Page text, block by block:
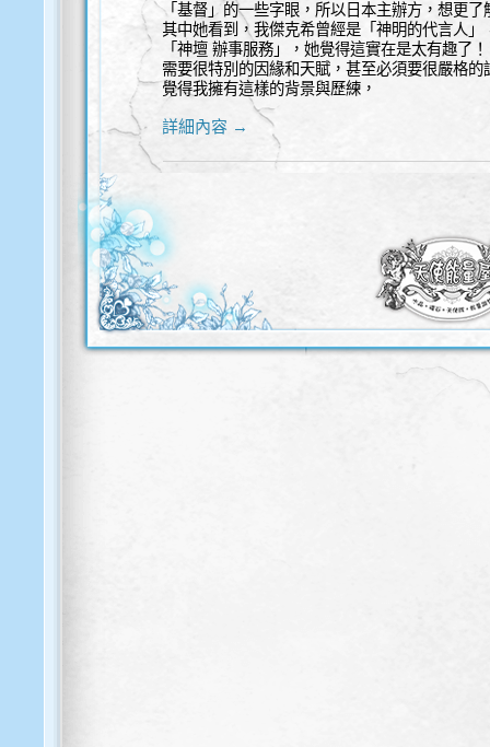
「基督」的一些字眼，所以日本主辦方，想更
其中她看到，我傑克希曾經是「神明的代言人
「神壇 辦事服務」，她覺得這實在是太有趣了
需要很特別的因緣和天賦，甚至必須要很嚴格
覺得我擁有這樣的背景與歷練，
詳細內容 →